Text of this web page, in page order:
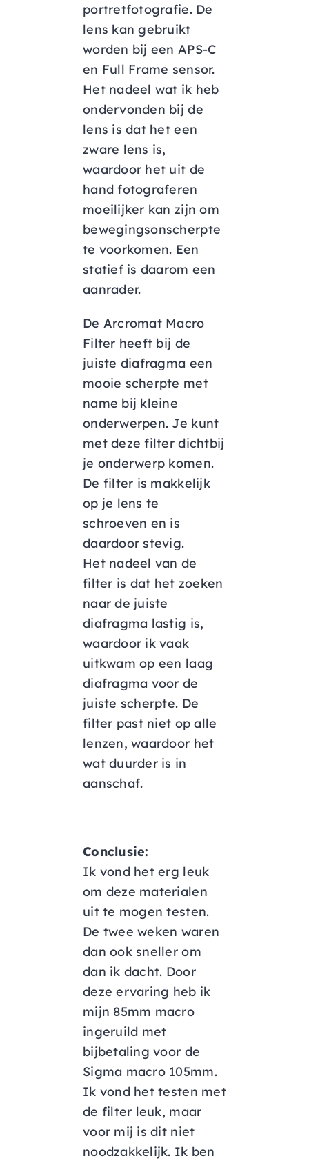
portretfotografie. De
lens kan gebruikt
worden bij een APS-C
en Full Frame sensor.
Het nadeel wat ik heb
ondervonden bij de
lens is dat het een
zware lens is,
waardoor het uit de
hand fotograferen
moeilijker kan zijn om
bewegingsonscherpte
te voorkomen. Een
statief is daarom een
aanrader.
De Arcromat Macro
Filter heeft bij de
juiste diafragma een
mooie scherpte met
name bij kleine
onderwerpen. Je kunt
met deze filter dichtbij
je onderwerp komen.
De filter is makkelijk
op je lens te
schroeven en is
daardoor stevig.
Het nadeel van de
filter is dat het zoeken
naar de juiste
diafragma lastig is,
waardoor ik vaak
uitkwam op een laag
diafragma voor de
juiste scherpte. De
filter past niet op alle
lenzen, waardoor het
wat duurder is in
aanschaf.
Conclusie:
Ik vond het erg leuk
om deze materialen
uit te mogen testen.
De twee weken waren
dan ook sneller om
dan ik dacht. Door
deze ervaring heb ik
mijn 85mm macro
ingeruild met
bijbetaling voor de
Sigma macro 105mm.
Ik vond het testen met
de filter leuk, maar
voor mij is dit niet
noodzakkelijk. Ik ben